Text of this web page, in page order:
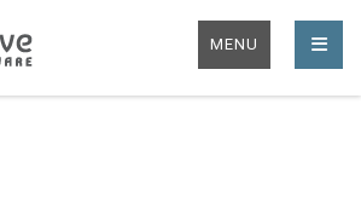
MENU